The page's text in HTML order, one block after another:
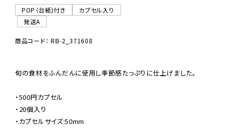
POP（台紙)付き
カプセル入り
発送A
商品コード： RB-2_371608
旬の食材をふんだんに使用し季節感たっぷりに仕上げました。
・500円カプセル
・20個入り
・カプセルサイズ:50mm